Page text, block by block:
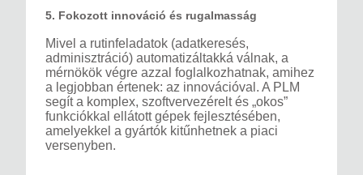
5. Fokozott innováció és rugalmasság
Mivel a rutinfeladatok (adatkeresés,
adminisztráció) automatizáltakká válnak, a
mérnökök végre azzal foglalkozhatnak, amihez
a legjobban értenek: az innovációval. A PLM
segít a komplex, szoftvervezérelt és „okos”
funkciókkal ellátott gépek fejlesztésében,
amelyekkel a gyártók kitűnhetnek a piaci
versenyben.